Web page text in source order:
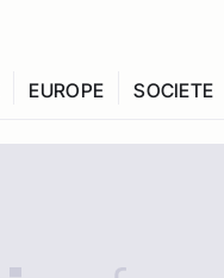
EUROPE SOCIETE